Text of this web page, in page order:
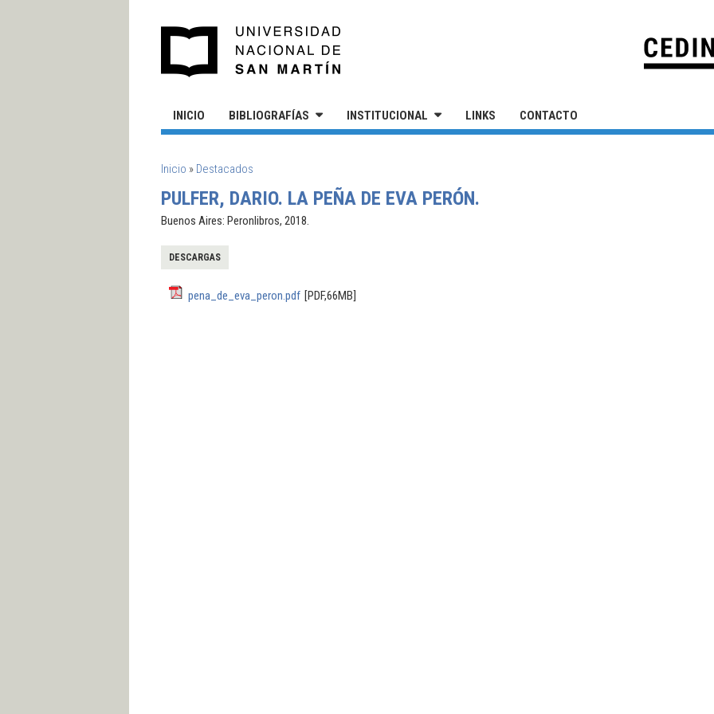
INICIO BIBLIOGRAFÍAS INSTITUCIONAL LINKS CONTACTO
SE ENCUENTRA USTED AQUÍ
Inicio » Destacados
PULFER, DARIO. LA PEÑA DE EVA PERÓN.
Buenos Aires: Peronlibros, 2018.
DESCARGAS
pena_de_eva_peron.pdf [PDF,66MB]